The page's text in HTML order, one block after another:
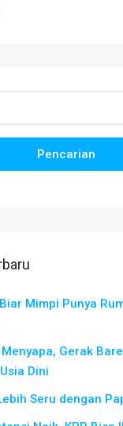
Pencarian
Mimpi Punya
Gerak
Dini
Seru dengan